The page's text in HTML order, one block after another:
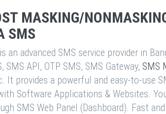
MASKING/
SMS
is an advanced SMS service provider in
SMS API, OTP SMS, SMS Gateway, SMS
It provides a powerful and easy-to-use
Software Applications & Websites.
SMS Web Panel (Dashboard). Fast